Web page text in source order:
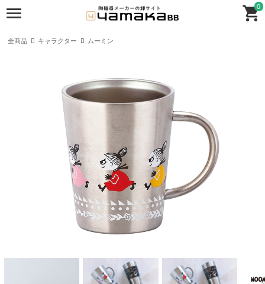
0
全商品 キャラクター ムーミン